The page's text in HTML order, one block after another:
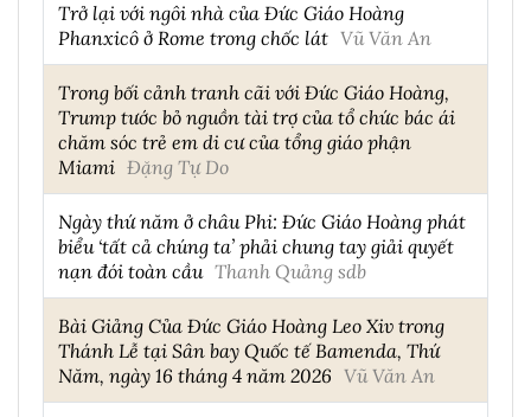
Trở lại với ngôi nhà của Đức Giáo Hoàng
Phanxicô ở Rome trong chốc lát Vũ Văn An
Trong bối cảnh tranh cãi với Đức Giáo Hoàng,
Trump tước bỏ nguồn tài trợ của tổ chức bác ái
chăm sóc trẻ em di cư của tổng giáo phận
Miami Đặng Tự Do
Ngày thứ năm ở châu Phi: Đức Giáo Hoàng phát
biểu ‘tất cả chúng ta’ phải chung tay giải quyết
nạn đói toàn cầu Thanh Quảng sdb
Bài Giảng Của Đức Giáo Hoàng Leo Xiv trong
Thánh Lễ tại Sân bay Quốc tế Bamenda, Thứ
Năm, ngày 16 tháng 4 năm 2026 Vũ Văn An